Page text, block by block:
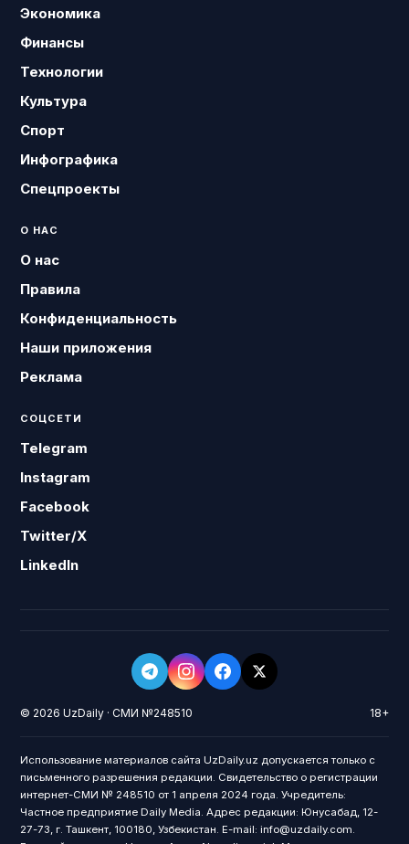
Экономика
Финансы
Технологии
Культура
Спорт
Инфографика
Спецпроекты
О НАС
О нас
Правила
Конфиденциальность
Наши приложения
Реклама
СОЦСЕТИ
Telegram
Instagram
Facebook
Twitter/X
LinkedIn
© 2026 UzDaily · СМИ №248510 18+
Использование материалов сайта UzDaily.uz допускается только с
письменного разрешения редакции. Свидетельство о регистрации
интернет-СМИ № 248510 от 1 апреля 2024 года. Учредитель:
Частное предприятие Daily Media. Адрес редакции: Юнусабад, 12-
27-73, г. Ташкент, 100180, Узбекистан. E-mail: info@uzdaily.com.